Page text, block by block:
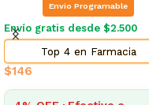
Envio Programable
Envío gratis desde $2.500
Top 4 en Farmacia
$146